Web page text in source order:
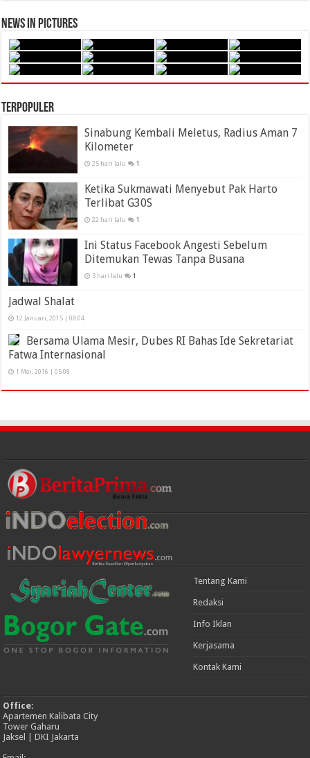
News in Pictures
Terpopuler
Sinabung Kembali Meletus, Radius Aman 7
Kilometer
25 hari lalu 1
Ketika Sukmawati Menyebut Pak Harto
Terlibat G30S
22 hari lalu 1
Ini Status Facebook Angesti Sebelum
Ditemukan Tewas Tanpa Busana
3 hari lalu 1
Jadwal Shalat
12 Januari, 2015 | 08:04
Bersama Ulama Mesir, Dubes RI Bahas Ide Sekretariat
Fatwa Internasional
1 Mei, 2016 | 05:08
Tentang Kami
Redaksi
Info Iklan
Kerjasama
Kontak Kami
Office:
Apartemen Kalibata City
Tower Gaharu
Jaksel | DKI Jakarta